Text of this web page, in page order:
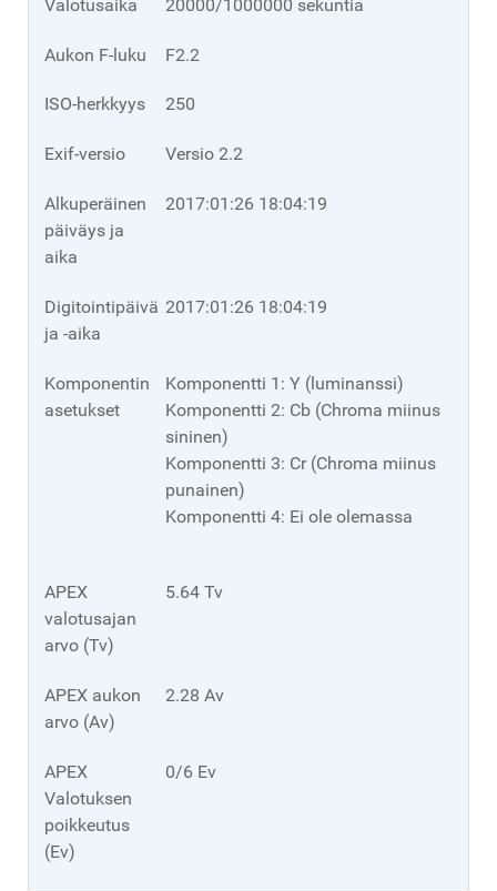
Valotusaika 20000/1000000 sekuntia
Aukon F-luku F2.2
ISO-herkkyys 250
Exif-versio Versio 2.2
Alkuperäinen
päiväys ja
aika
2017:01:26 18:04:19
Digitointipäivä
ja -aika
2017:01:26 18:04:19
Komponentin
asetukset
Komponentti 1: Y (luminanssi)
Komponentti 2: Cb (Chroma miinus
sininen)
Komponentti 3: Cr (Chroma miinus
punainen)
Komponentti 4: Ei ole olemassa
APEX
valotusajan
arvo (Tv)
5.64 Tv
APEX aukon
arvo (Av)
2.28 Av
APEX
Valotuksen
poikkeutus
(Ev)
0/6 Ev